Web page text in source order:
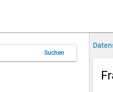
Suchen